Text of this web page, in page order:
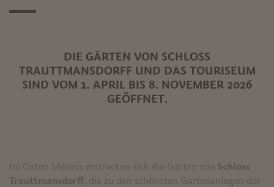
DIE GÄRTEN VON SCHLOSS
TRAUTTMANSDORFF UND DAS TOURISEUM
SIND VOM 1. APRIL BIS 8. NOVEMBER 2026
GEÖFFNET.
Im Osten Merans erstrecken sich die Gärten von Schloss
Trauttmansdorff , die zu den schönsten Gartenanlagen der